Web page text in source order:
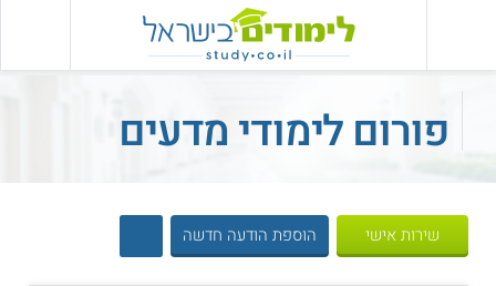
פורום לימודי מדעים
שירות אישי הוספת הודעה חדשה